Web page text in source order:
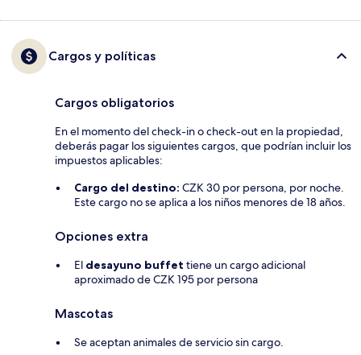
Cargos y políticas
Cargos obligatorios
En el momento del check-in o check-out en la propiedad,
deberás pagar los siguientes cargos, que podrían incluir los
impuestos aplicables:
Cargo del destino: CZK 30 por persona, por noche.
Este cargo no se aplica a los niños menores de 18 años.
Opciones extra
El desayuno buffet tiene un cargo adicional
aproximado de CZK 195 por persona
Mascotas
Se aceptan animales de servicio sin cargo.